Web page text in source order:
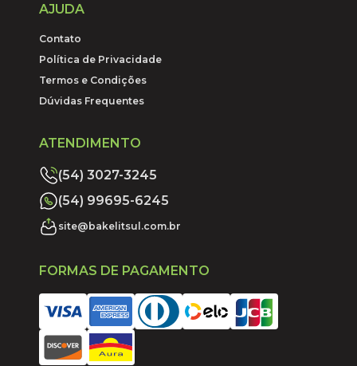
AJUDA
Contato
Política de Privacidade
Termos e Condições
Dúvidas Frequentes
ATENDIMENTO
(54) 3027-3245
(54) 99695-6245
site@bakelitsul.com.br
FORMAS DE PAGAMENTO